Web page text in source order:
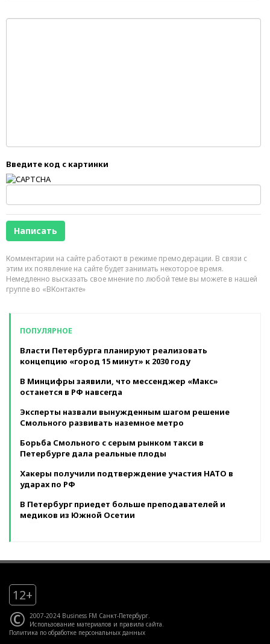
Введите код с картинки
Комментарии на сайте работают в режиме премодерации. В связи с
этим их появление на сайте будет занимать некоторое время.
Немедленно высказать свое мнение по любой теме вы можете в нашей
группе во «ВКонтакте»
ПОПУЛЯРНОЕ
Власти Петербурга планируют реализовать
концепцию «город 15 минут» к 2030 году
В Минцифры заявили, что мессенджер «Макс»
останется в РФ навсегда
Эксперты назвали вынужденным шагом решение
Смольного развивать наземное метро
Борьба Смольного с серым рынком такси в
Петербурге дала реальные плоды
Хакеры получили подтверждение участия НАТО в
ударах по РФ
В Петербург приедет больше преподавателей и
медиков из Южной Осетии
12+
© 2007-2024 Business FM Санкт-Петербург.
Использование материалов и правила сайта.
Политика по обработке персональных данных